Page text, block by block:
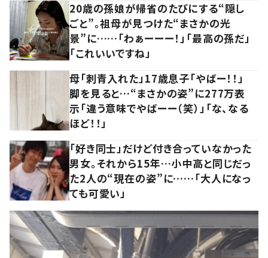
20歳の孫娘が帰省のたびにする“隠し
ごと”。祖母が見つけた“まさかの光
景”に……「わぁーーー！」「最高の孫だ」
「これいいですね」
母「刺青入れた」17歳息子「やばー！！」
脚を見ると…“まさかの姿”に277万表
示「違う意味でやばーー（笑）」「な、なる
ほど！！」
「好き同士」だけど付き合っていなかった
男女。それから15年…小中高と同じだっ
た2人の“現在の姿”に……「大人になっ
ても可愛い」